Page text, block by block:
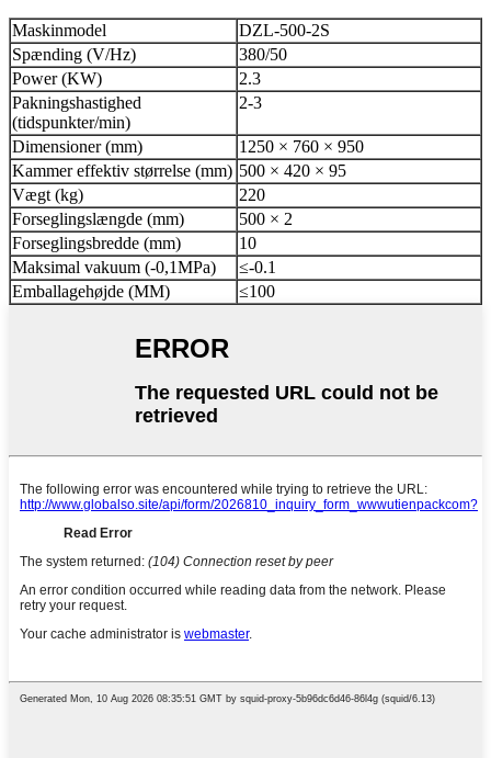
Maskinmodel
DZL-500-2S
Spænding (V/Hz)
380/50
Power (KW)
2.3
Pakningshastighed
(tidspunkter/min)
2-3
Dimensioner (mm)
1250 × 760 × 950
Kammer effektiv størrelse (mm) 500 × 420 × 95
Vægt (kg)
220
Forseglingslængde (mm)
500 × 2
Forseglingsbredde (mm)
10
Maksimal vakuum (-0,1MPa)
≤-0.1
Emballagehøjde (MM)
≤100